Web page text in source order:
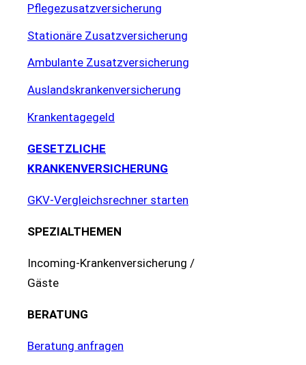
Pflegezusatzversicherung
Stationäre Zusatzversicherung
Ambulante Zusatzversicherung
Auslandskrankenversicherung
Krankentagegeld
GESETZLICHE
KRANKENVERSICHERUNG
GKV-Vergleichsrechner starten
SPEZIALTHEMEN
Incoming-Krankenversicherung /
Gäste
BERATUNG
Beratung anfragen